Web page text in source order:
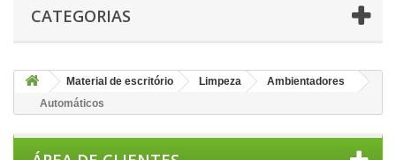
CATEGORIAS
Material de escritório Limpeza
Ambientadores
Automáticos